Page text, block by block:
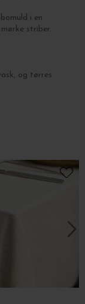
i en
striber.
og tørres